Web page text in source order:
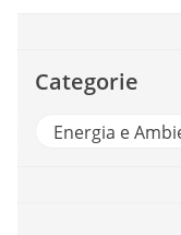
Categorie
Energia e